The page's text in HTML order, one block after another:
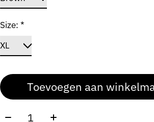
Size:*
Toevoegen aan
Aantal: